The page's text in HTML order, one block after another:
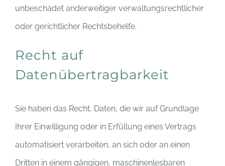
unbeschadet anderweitiger verwaltungsrechtlicher
oder gerichtlicher Rechtsbehelfe.
Recht auf
Datenübertragbarkeit
Sie haben das Recht, Daten, die wir auf Grundlage
Ihrer Einwilligung oder in Erfüllung eines Vertrags
automatisiert verarbeiten, an sich oder an einen
Dritten in einem gängigen, maschinenlesbaren